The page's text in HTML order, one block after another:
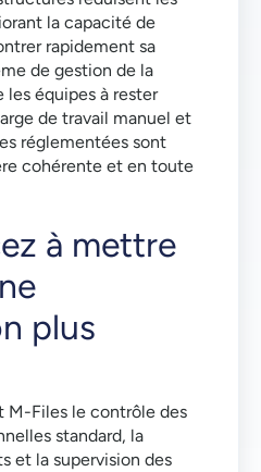
la capacité de
rapidement sa
de gestion de la
équipes à rester
de travail manuel et
réglementées sont
cohérente et en toute
à mettre
plus
M-Files le contrôle des
standard, la
et la supervision des